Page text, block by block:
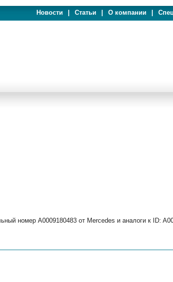
Новости Статьи О компании
номер A0009180483 от Mercedes и аналоги к ID: